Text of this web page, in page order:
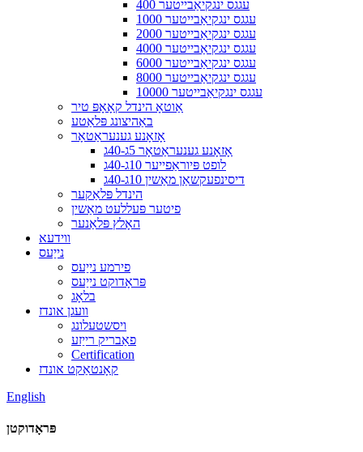
400 עגגס ינגקיאַבייטער
1000 עגגס ינגקיאַבייטער
2000 עגגס ינגקיאַבייטער
4000 עגגס ינגקיאַבייטער
6000 עגגס ינגקיאַבייטער
8000 עגגס ינגקיאַבייטער
10000 עגגס ינגקיאַבייטער
אַוטאָ הינדל קאָאָפּ טיר
באַהיצונג פּלאַטע
אָזאָנע גענעראַטאָר
אָזאָנע גענעראַטאָר 5ג-40ג
לופט פּיוראַפייער 10ג-40ג
דיסינפעקשאַן מאַשין 10ג-40ג
הינדל פּלאַקער
פיטער פּעללעט מאַשין
האָלץ פּלאַנער
ווידעא
נייַעס
פירמע נייַעס
פּראָדוקט נייַעס
בלאָג
וועגן אונדז
ויסשטעלונג
פאַבריק רייַזע
Certification
קאָנטאַקט אונדז
English
פּראָדוקטן